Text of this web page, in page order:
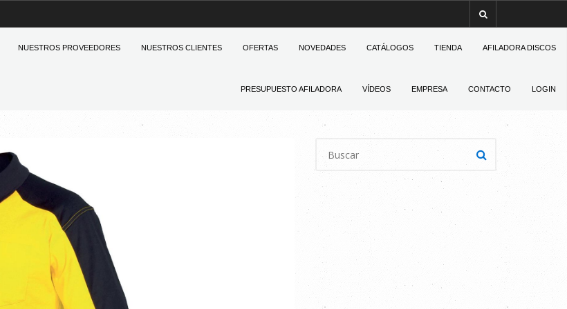
NUESTROS PROVEEDORES NUESTROS CLIENTES OFERTAS NOVEDADES CATÁLOGOS TIENDA AFILADORA DISCOS
PRESUPUESTO AFILADORA VÍDEOS EMPRESA CONTACTO LOGIN